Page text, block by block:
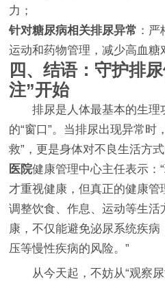
力；
针对糖尿病相关排尿异常 ：
运动和药物管理，减少高血糖
四、结语：守护排
注”开始
排尿是人体最基本的生
的“窗口”。当排尿出现异常时
救”，更是身体对不良生活方
医院健康管理中心主任表示：
才重视健康，但真正的健康管
调整饮食、作息、运动等生活
康，不仅能避免泌尿系统疾病
压等慢性疾病的风险。”
从今天起，不妨从“观察